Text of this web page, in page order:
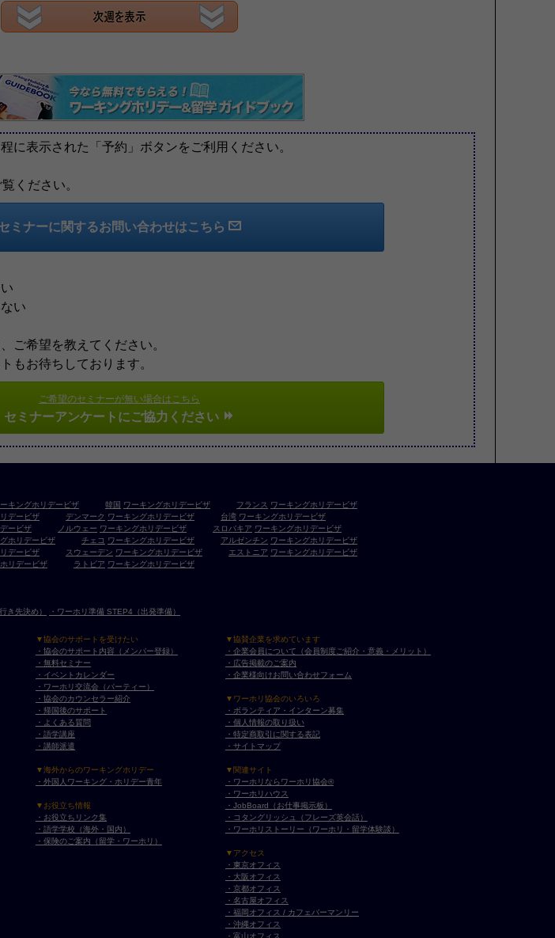
に表示された「予約」ボタンをご利用ください。
ください。
ミナーに関するお問い合わせはこちら
い
ご希望を教えてください。
もお待ちしております。
ご希望のセミナーが無い場合はこちら
セミナーアンケートにご協力ください
キングホリデービザ 韓国 ワーキングホリデービザ フランス ワーキングホリデービザ
デービザ デンマーク ワーキングホリデービザ 台湾 ワーキングホリデービザ
ービザ ノルウェー ワーキングホリデービザ スロバキア ワーキングホリデービザ
ホリデービザ チェコ ワーキングホリデービザ アルゼンチン ワーキングホリデービザ
デービザ スウェーデン ワーキングホリデービザ エストニア ワーキングホリデービザ
リデービザ ラトビア ワーキングホリデービザ
き先決め） ・ワーホリ準備 STEP4（出発準備）
▼協会のサポートを受けたい
・協会のサポート内容（メンバー登録）
・無料セミナー
・イベントカレンダー
・ワーホリ交流会（パーティー）
・協会のカウンセラー紹介
・帰国後のサポート
・よくある質問
・語学講座
・講師派遣
▼海外からのワーキングホリデー
・外国人ワーキング・ホリデー青年
▼お役立ち情報
・お役立ちリンク集
・語学学校（海外・国内）
・保険のご案内（留学・ワーホリ）
▼協賛企業を求めています
・企業会員について（会員制度ご紹介・意義・メリット）
・広告掲載のご案内
・企業様向けお問い合わせフォーム
▼ワーホリ協会のいろいろ
・ボランティア・インターン募集
・個人情報の取り扱い
・特定商取引に関する表記
・サイトマップ
▼関連サイト
・ワーホリならワーホリ協会®︎
・ワーホリハウス
・JobBoard（お仕事掲示板）
・コタングリッシュ（フレーズ英会話）
・ワーホリストーリー（ワーホリ・留学体験談）
▼アクセス
・東京オフィス
・大阪オフィス
・京都オフィス
・名古屋オフィス
・福岡オフィス / カフェバーマンリー
・沖縄オフィス